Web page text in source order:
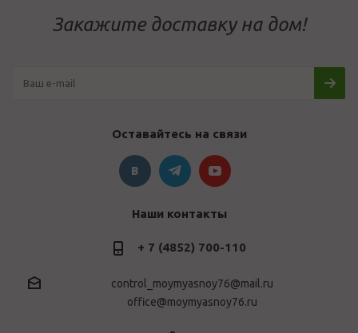
Закажите доставку на дом!
Оставайтесь на связи
Наши контакты
+ 7 (4852) 700-110
control_moymyasnoy76@mail.ru
office@moymyasnoy76.ru